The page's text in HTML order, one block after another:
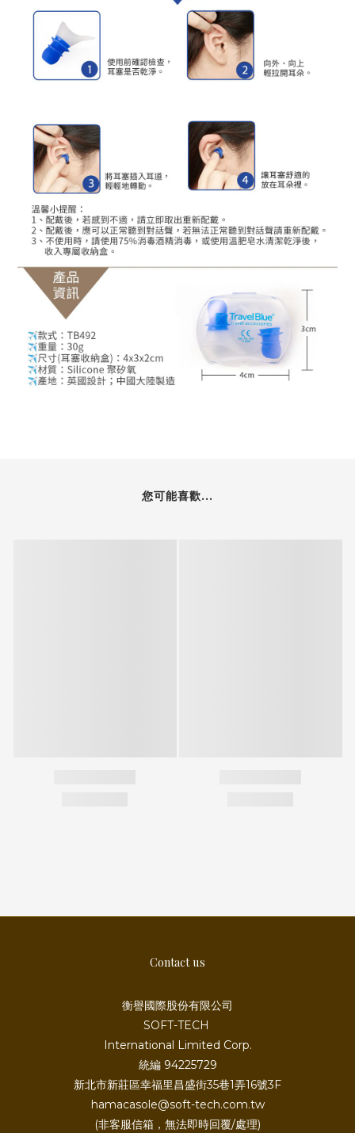
您可能喜歡...
Contact us
衡譽國際股份有限公司
SOFT-TECH
International Limited Corp.
統編 94225729
新北市新莊區幸福里昌盛街35巷1弄16號3F
hamacasole@soft-tech.com.tw
(非客服信箱，無法即時回覆/處理)